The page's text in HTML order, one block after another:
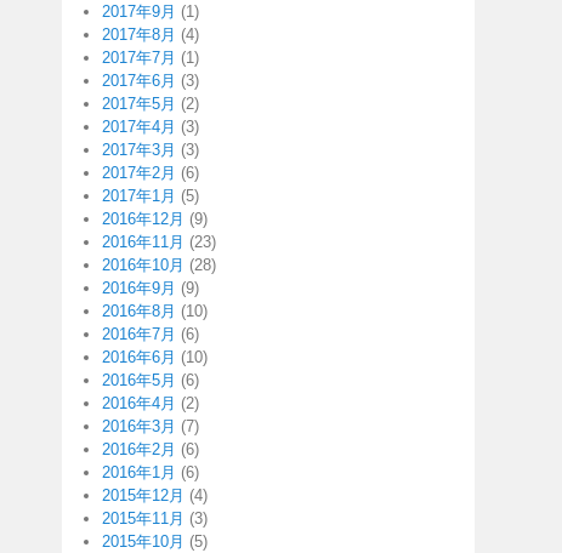
2017年9月 (1)
2017年8月 (4)
2017年7月 (1)
2017年6月 (3)
2017年5月 (2)
2017年4月 (3)
2017年3月 (3)
2017年2月 (6)
2017年1月 (5)
2016年12月 (9)
2016年11月 (23)
2016年10月 (28)
2016年9月 (9)
2016年8月 (10)
2016年7月 (6)
2016年6月 (10)
2016年5月 (6)
2016年4月 (2)
2016年3月 (7)
2016年2月 (6)
2016年1月 (6)
2015年12月 (4)
2015年11月 (3)
2015年10月 (5)